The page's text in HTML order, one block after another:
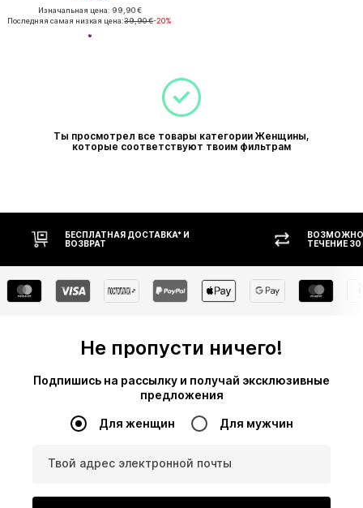
Изначальная цена: 99,90 €
Последняя самая низкая цена:39,90 €-20%
Ты просмотрел все товары категории Женщины,
которые соответствуют твоим фильтрам
И
ВОЗМОЖНОСТЬ ВОЗВРАТА В
Не пропусти ничего!
Подпишись на рассылку и получай эксклюзивные
предложения
Для женщин Для мужчин
Твой адрес электронной почты